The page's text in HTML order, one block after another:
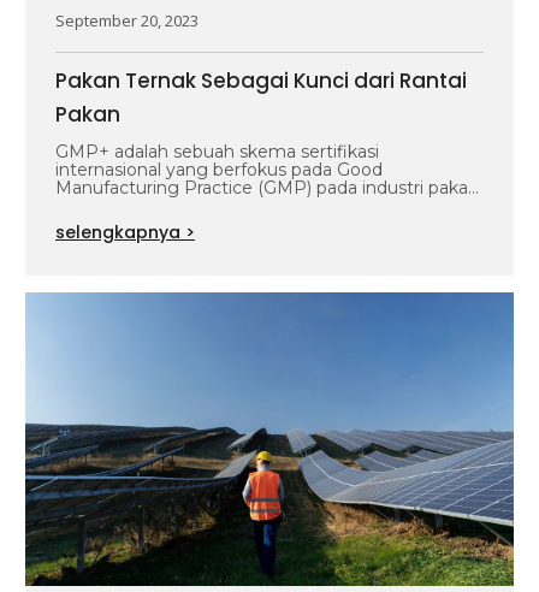
September 20, 2023
Pakan Ternak Sebagai Kunci dari Rantai
Pakan
GMP+ adalah sebuah skema sertifikasi
internasional yang berfokus pada Good
Manufacturing Practice (GMP) pada industri pakan
selengkapnya >